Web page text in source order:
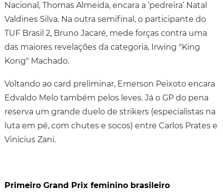
Nacional, Thomas Almeida, encara a ‘pedreira’ Natal
Valdines Silva. Na outra semifinal, o participante do
TUF Brasil 2, Bruno Jacaré, mede forças contra uma
das maiores revelações da categoria, Irwing "King
Kong" Machado.
Voltando ao card preliminar, Emerson Peixoto encara
Edvaldo Melo também pelos leves. Já o GP do pena
reserva um grande duelo de strikers (especialistas na
luta em pé, com chutes e socos) entre Carlos Prates e
Vinicius Zani.
Primeiro Grand Prix feminino brasileiro